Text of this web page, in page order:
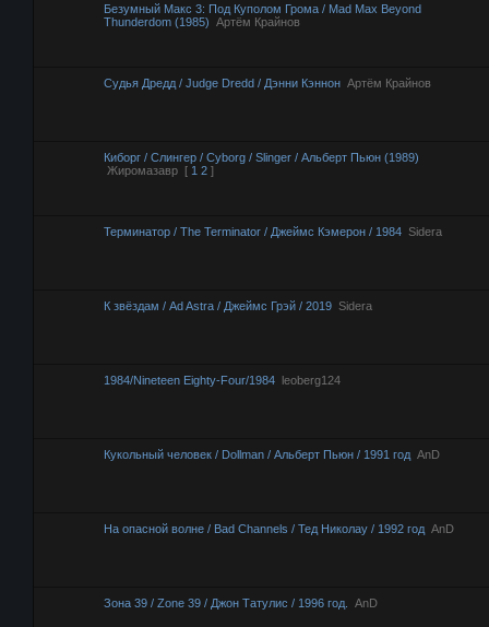
Безумный Макс 3: Под Куполом Грома / Mad Max Beyond
Thunderdom (1985) Артём Крайнов
Судья Дредд / Judge Dredd / Дэнни Кэннон Артём Крайнов
Киборг / Слингер / Cyborg / Slinger / Альберт Пьюн (1989)
Жиромазавр [ 1 2 ]
Терминатор / The Terminator / Джеймс Кэмерон / 1984 Sidera
К звёздам / Ad Astra / Джеймс Грэй / 2019 Sidera
1984/Nineteen Eighty-Four/1984 leoberg124
Кукольный человек / Dollman / Альберт Пьюн / 1991 год AnD
На опасной волне / Bad Channels / Тед Николау / 1992 год AnD
Зона 39 / Zone 39 / Джон Татулис / 1996 год. AnD